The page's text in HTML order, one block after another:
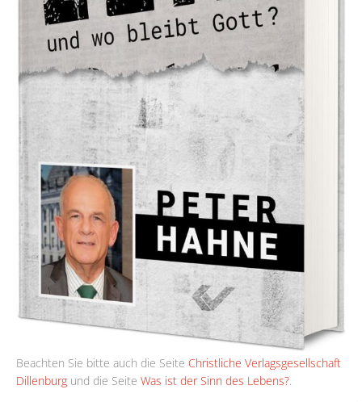
Beachten Sie bitte auch die Seite Christliche Verlagsgesellschaft
Dillenburg und die Seite Was ist der Sinn des Lebens?.